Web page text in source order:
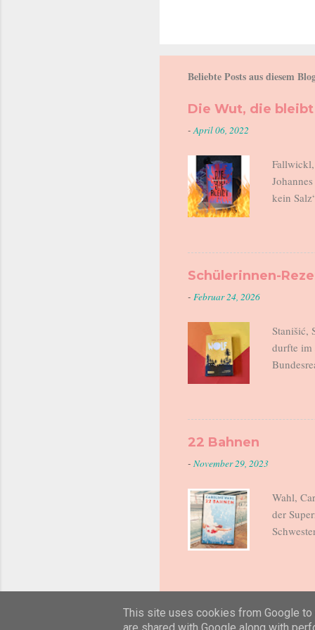
Beliebte Posts aus diesem
Die Wut, die bleibt
-April 06, 2022
kein
Helene
geht
Schülerinnen-
- Februar 24, 2026
Stanišić,
durfte im
22 Bahnen
- November 29, 2023
Wahl,
der
This site uses cookies from Google